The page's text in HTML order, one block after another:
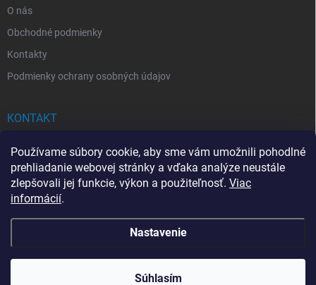
Používame súbory cookie, aby sme vám umožnili pohodlné
prehliadanie webovej stránky a vďaka analýze neustále
zlepšovali jej funkcie, výkon a použiteľnosť. Viac
informácií.
Nastavenie
Súhlasím
O nás
Obchodné podmienky
Kontakty
Podmienky ochrany osobných údajov
KONTAKT
info@drogerkovo.sk
Copyright 2026Drogerkovo. Všetky práva vyhradené.Upraviť nastavenie
cookies